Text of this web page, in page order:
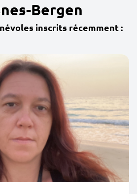
Bergen
inscrits récemment :